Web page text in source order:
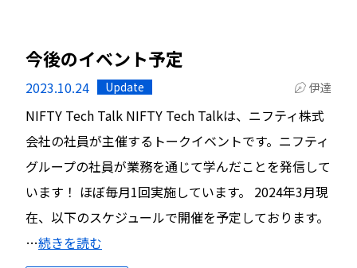
今後のイベント予定
2023.10.24 Update 伊達
NIFTY Tech Talk NIFTY Tech Talkは、ニフティ株式
会社の社員が主催するトークイベントです。ニフティ
グループの社員が業務を通じて学んだことを発信して
います！ ほぼ毎月1回実施しています。 2024年3月現
在、以下のスケジュールで開催を予定しております。
…続きを読む